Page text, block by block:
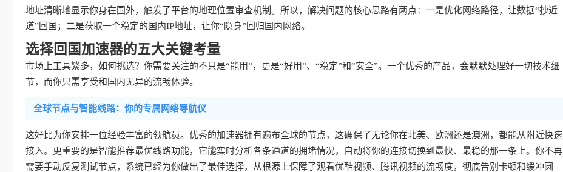
地址清晰地显示你身在国外，触发了平台的地理位置审查机制。所以，解决问题的核心思路有两点：一是优化网络路径，让数据“抄近
道”回国；二是获取一个稳定的国内IP地址，让你“隐身”回归国内网络。
选择回国加速器的五大关键考量
市场上工具繁多，如何挑选？你需要关注的不只是“能用”，更是“好用”、“稳定”和“安全”。一个优秀的产品，会默默处理好一切技术细
节，而你只需享受和国内无异的流畅体验。
全球节点与智能线路：你的专属网络导航仪
这好比为你安排一位经验丰富的领航员。优秀的加速器拥有遍布全球的节点，这确保了无论你在北美、欧洲还是澳洲，都能从附近快速
接入。更重要的是智能推荐最优线路功能，它能实时分析各条通道的拥堵情况，自动将你的连接切换到最快、最稳的那一条上。你不再
需要手动反复测试节点，系统已经为你做出了最佳选择，从根源上保障了观看优酷视频、腾讯视频的流畅度，彻底告别卡顿和缓冲圆